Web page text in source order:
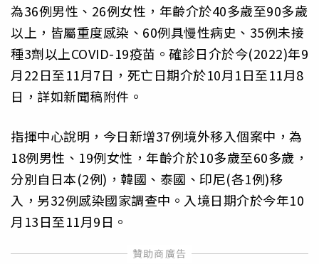
為36例男性、26例女性，年齡介於40多歲至90多歲
以上，皆屬重度感染、60例具慢性病史、35例未接
種3劑以上COVID-19疫苗。確診日介於今(2022)年9
月22日至11月7日，死亡日期介於10月1日至11月8
日，詳如新聞稿附件。
指揮中心說明，今日新增37例境外移入個案中，為
18例男性、19例女性，年齡介於10多歲至60多歲，
分別自日本(2例)，韓國、泰國、印尼(各1例)移
入，另32例感染國家調查中。入境日期介於今年10
月13日至11月9日。